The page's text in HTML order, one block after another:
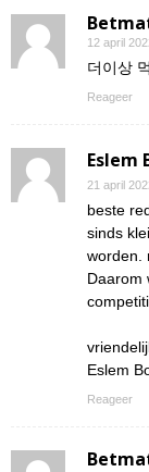
12 april
더이상
Reageer
Eslem
21 april
beste
sinds
worden.
Daarom
Eslem
Reageer